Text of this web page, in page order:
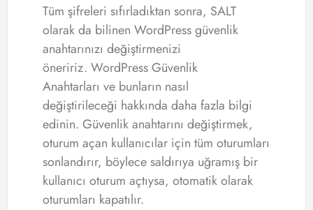
Tüm şifreleri sıfırladıktan sonra, SALT
olarak da bilinen WordPress güvenlik
anahtarınızı değiştirmenizi
öneririz. WordPress Güvenlik
Anahtarları ve bunların nasıl
değiştirileceği hakkında daha fazla bilgi
edinin. Güvenlik anahtarını değiştirmek,
oturum açan kullanıcılar için tüm oturumları
sonlandırır, böylece saldırıya uğramış bir
kullanıcı oturum açtıysa, otomatik olarak
oturumları kapatılır.